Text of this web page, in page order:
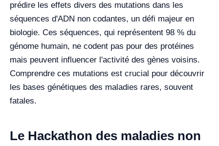
prédire les effets divers des mutations dans les
séquences d'ADN non codantes, un défi majeur en
biologie. Ces séquences, qui représentent 98 % du
génome humain, ne codent pas pour des protéines
mais peuvent influencer l'activité des gènes voisins.
Comprendre ces mutations est crucial pour découvrir
les bases génétiques des maladies rares, souvent
fatales.
Le Hackathon des maladies non